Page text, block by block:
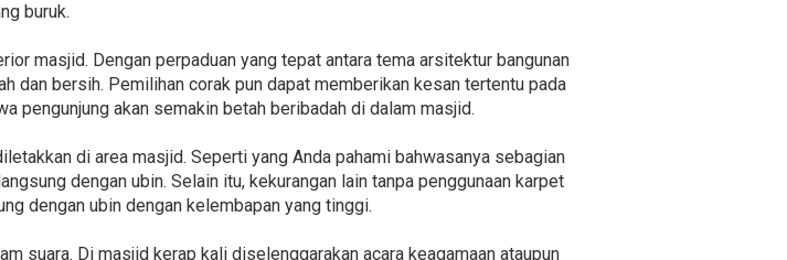
buruk.
masjid. Dengan perpaduan yang tepat antara tema arsitektur bangunan
dan bersih. Pemilihan corak pun dapat memberikan kesan tertentu pada
pengunjung akan semakin betah beribadah di dalam masjid.
di area masjid. Seperti yang Anda pahami bahwasanya sebagian
dengan ubin. Selain itu, kekurangan lain tanpa penggunaan karpet
dengan ubin dengan kelembapan yang tinggi.
suara. Di masjid kerap kali diselenggarakan acara keagamaan ataupun